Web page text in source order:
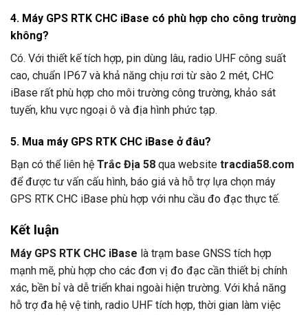
4. Máy GPS RTK CHC iBase có phù hợp cho công trường
không?
Có. Với thiết kế tích hợp, pin dùng lâu, radio UHF công suất
cao, chuẩn IP67 và khả năng chịu rơi từ sào 2 mét, CHC
iBase rất phù hợp cho môi trường công trường, khảo sát
tuyến, khu vực ngoại ô và địa hình phức tạp.
5. Mua máy GPS RTK CHC iBase ở đâu?
Bạn có thể liên hệ Trắc Địa 58 qua website tracdia58.com
để được tư vấn cấu hình, báo giá và hỗ trợ lựa chọn máy
GPS RTK CHC iBase phù hợp với nhu cầu đo đạc thực tế.
Kết luận
Máy GPS RTK CHC iBase là trạm base GNSS tích hợp
mạnh mẽ, phù hợp cho các đơn vị đo đạc cần thiết bị chính
xác, bền bỉ và dễ triển khai ngoài hiện trường. Với khả năng
hỗ trợ đa hệ vệ tinh, radio UHF tích hợp, thời gian làm việc